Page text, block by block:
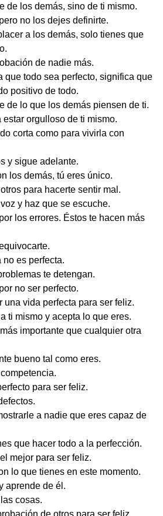
de los demás, sino de ti mismo.
no los dejes definirte.
a los demás, solo tienes que
de nadie más.
que todo sea perfecto, significa que
positivo de todo.
de lo que los demás piensen de ti.
orgulloso de ti mismo.
corta como para vivirla con
y sigue adelante.
los demás, tú eres único.
para hacerte sentir mal.
y haz que se escuche.
los errores. Éstos te hacen más
no es perfecta.
te detengan.
no ser perfecto.
una vida perfecta para ser feliz.
ti mismo y acepta lo que eres.
importante que cualquier otra
bueno tal como eres.
para ser feliz.
a nadie que eres capaz de
que hacer todo a la perfección.
mejor para ser feliz.
lo que tienes en este momento.
aprende de él.
cosas.